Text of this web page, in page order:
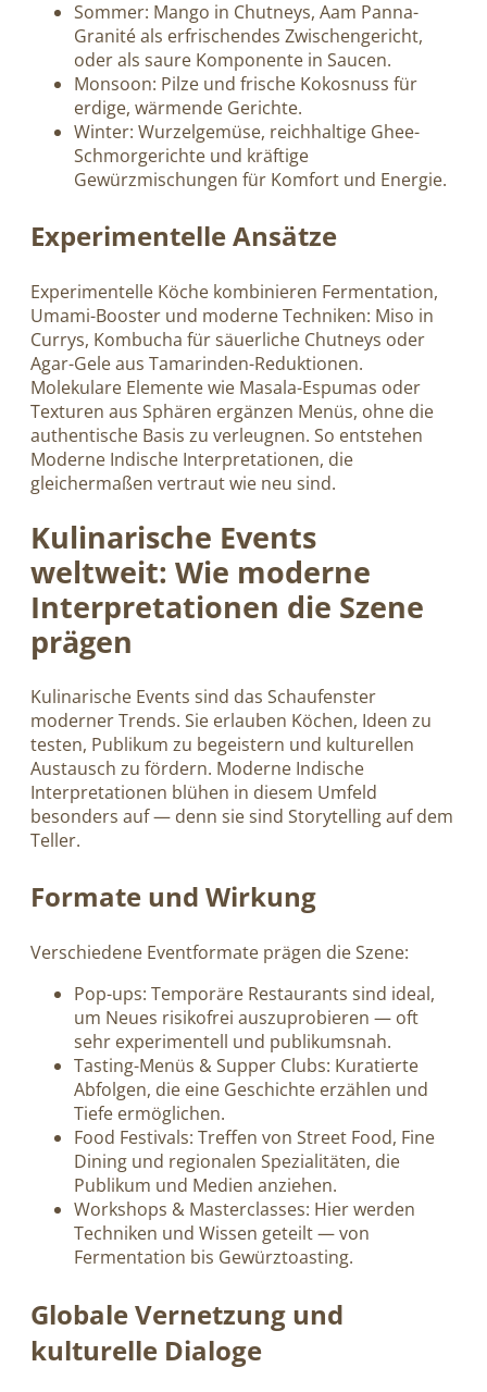
Sommer: Mango in Chutneys, Aam Panna-
Granité als erfrischendes Zwischengericht,
oder als saure Komponente in Saucen.
Monsoon: Pilze und frische Kokosnuss für
erdige, wärmende Gerichte.
Winter: Wurzelgemüse, reichhaltige Ghee-
Schmorgerichte und kräftige
Gewürzmischungen für Komfort und Energie.
Experimentelle Ansätze
Experimentelle Köche kombinieren Fermentation,
Umami-Booster und moderne Techniken: Miso in
Currys, Kombucha für säuerliche Chutneys oder
Agar-Gele aus Tamarinden-Reduktionen.
Molekulare Elemente wie Masala-Espumas oder
Texturen aus Sphären ergänzen Menüs, ohne die
authentische Basis zu verleugnen. So entstehen
Moderne Indische Interpretationen, die
gleichermaßen vertraut wie neu sind.
Kulinarische Events
weltweit: Wie moderne
Interpretationen die Szene
prägen
Kulinarische Events sind das Schaufenster
moderner Trends. Sie erlauben Köchen, Ideen zu
testen, Publikum zu begeistern und kulturellen
Austausch zu fördern. Moderne Indische
Interpretationen blühen in diesem Umfeld
besonders auf — denn sie sind Storytelling auf dem
Teller.
Formate und Wirkung
Verschiedene Eventformate prägen die Szene:
Pop-ups: Temporäre Restaurants sind ideal,
um Neues risikofrei auszuprobieren — oft
sehr experimentell und publikumsnah.
Tasting-Menüs & Supper Clubs: Kuratierte
Abfolgen, die eine Geschichte erzählen und
Tiefe ermöglichen.
Food Festivals: Treffen von Street Food, Fine
Dining und regionalen Spezialitäten, die
Publikum und Medien anziehen.
Workshops & Masterclasses: Hier werden
Techniken und Wissen geteilt — von
Fermentation bis Gewürztoasting.
Globale Vernetzung und
kulturelle Dialoge